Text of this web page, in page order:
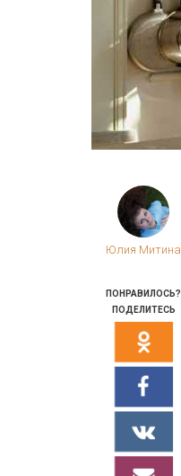
Юлия Митина
ПОНРАВИЛОСЬ?
ПОДЕЛИТЕСЬ